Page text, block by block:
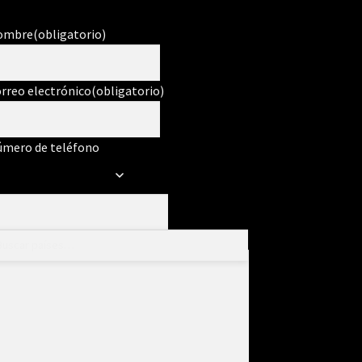
(obligatorio)
electrónico(obligatorio)
de teléfono